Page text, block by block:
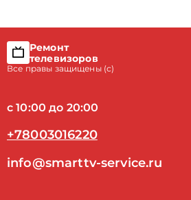
Ремонт
телевизоров
Все правы защищены (с)
с 10:00 до 20:00
+78003016220
info@smarttv-service.ru